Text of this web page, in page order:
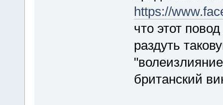
https://
что этот
раздуть
британский